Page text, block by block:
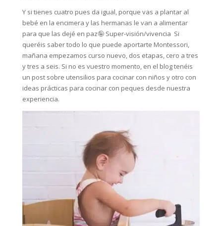
Y si tienes cuatro pues da igual, porque vas a plantar al
bebé en la encimera y las hermanas le van a alimentar
para que las dejé en paz🤪 Super-visión/vivencia⁣ ⁣ Si
queréis saber todo lo que puede aportarte Montessori,
mañana empezamos curso nuevo, dos etapas, cero a tres
y tres a seis. Si no es vuestro momento, en el blog tenéis
un post sobre utensilios para cocinar con niños y otro con
ideas prácticas para cocinar con peques desde nuestra
experiencia.⁣ ⁣